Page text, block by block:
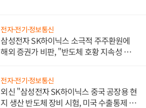
전자·전기·정보통신
삼성전자 SK하이닉스 소극적 주주환원에
해외 증권가 비판, "반도체 호황 지속성 의
전자·전기·정보통신
외신 "삼성전자 SK하이닉스 중국 공장용 현
지 생산 반도체 장비 시험, 미국 수출통제 대